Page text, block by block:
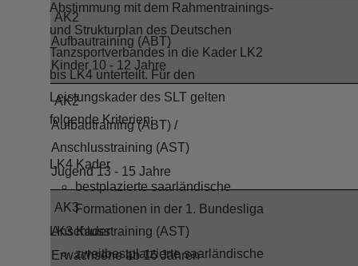
AK2
Aufbautraining (ABT)
Kinder 10 - 12 Jahre
AK2
Aufbautraining (ABT) /
Anschlusstraining (AST)
Jugend 13 - 15 Jahre
AK3
Anschlusstraining (AST)
Erwachsene ab 16 Jahren
Abstimmung mit dem Rahmentrainings-
und Strukturplan des Deutschen
Tanzsportverbandes in die Kader LK2
bis LK4 unterteilt. Für den
Leistungskader des SLT gelten
folgende Kriterien:
LK4 Kader
bestplazierte saarländische
Formationen in der 1. Bundesliga
LK3 Kader
zweitbestplatzierte saarländische